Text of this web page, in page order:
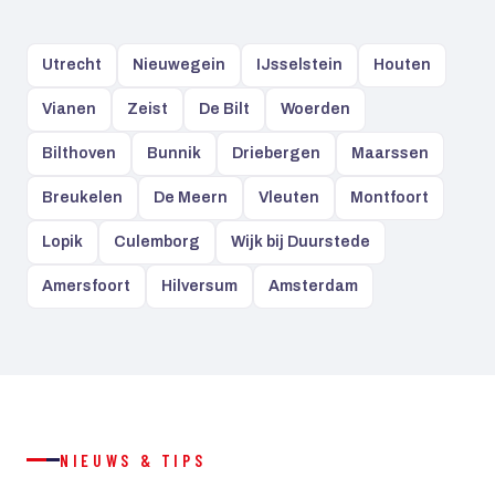
Utrecht Nieuwegein IJsselstein Houten
Vianen Zeist De Bilt Woerden
Bilthoven Bunnik Driebergen Maarssen
Breukelen De Meern Vleuten Montfoort
Lopik Culemborg Wijk bij Duurstede
Amersfoort Hilversum Amsterdam
NIEUWS & TIPS